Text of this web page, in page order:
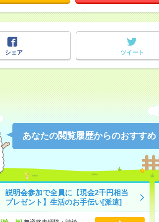
シェア
ツイート
あなたの閲覧履歴からのおすすめ
説明会参加で全員に【現金2千円相当
プレゼント】生活のお手伝い[派遣]